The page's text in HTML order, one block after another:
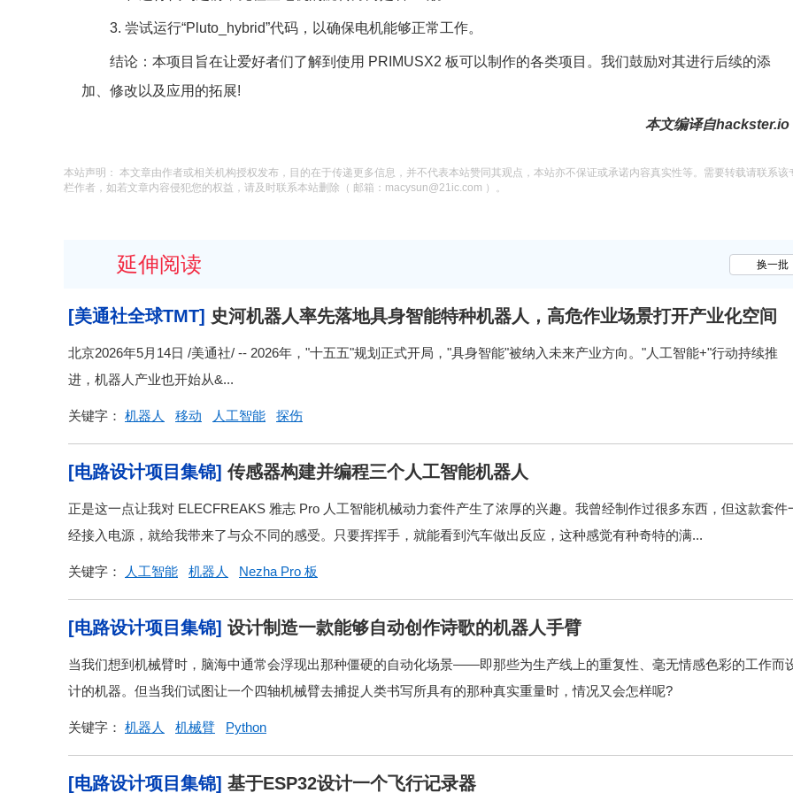
3. 尝试运行“Pluto_hybrid”代码，以确保电机能够正常工作。
结论：本项目旨在让爱好者们了解到使用 PRIMUSX2 板可以制作的各类项目。我们鼓励对其进行后续的添
加、修改以及应用的拓展!
本文编译自hackster.io
本站声明： 本文章由作者或相关机构授权发布，目的在于传递更多信息，并不代表本站赞同其观点，本站亦不保证或承诺内容真实性等。需要转载请联系该
栏作者，如若文章内容侵犯您的权益，请及时联系本站删除（ 邮箱：macysun@21ic.com ）。
换一批
延伸阅读
[美通社全球TMT] 史河机器人率先落地具身智能特种机器人，高危作业场景打开产业化空间
北京2026年5月14日 /美通社/ -- 2026年，"十五五"规划正式开局，"具身智能"被纳入未来产业方向。"人工智能+"行动持续推
进，机器人产业也开始从&...
关键字： 机器人 移动 人工智能 探伤
[电路设计项目集锦] 传感器构建并编程三个人工智能机器人
正是这一点让我对 ELECFREAKS 雅志 Pro 人工智能机械动力套件产生了浓厚的兴趣。我曾经制作过很多东西，但这款套件
经接入电源，就给我带来了与众不同的感受。只要挥挥手，就能看到汽车做出反应，这种感觉有种奇特的满...
关键字： 人工智能 机器人 Nezha Pro 板
[电路设计项目集锦] 设计制造一款能够自动创作诗歌的机器人手臂
当我们想到机械臂时，脑海中通常会浮现出那种僵硬的自动化场景——即那些为生产线上的重复性、毫无情感色彩的工作而
计的机器。但当我们试图让一个四轴机械臂去捕捉人类书写所具有的那种真实重量时，情况又会怎样呢?
关键字： 机器人 机械臂 Python
[电路设计项目集锦] 基于ESP32设计一个飞行记录器